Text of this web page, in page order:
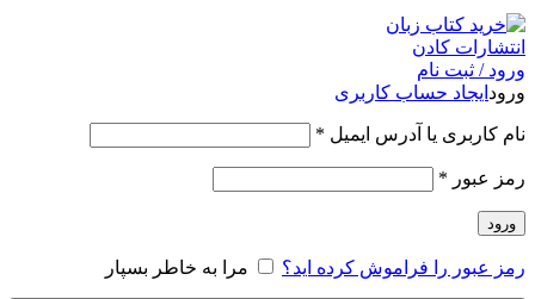
ورود / ثبت نام
ورود ایجاد حساب کاربری
نام کاربری یا آدرس ایمیل *
رمز عبور *
ورود
رمز عبور را فراموش کرده اید؟ مرا به خاطر بسپار